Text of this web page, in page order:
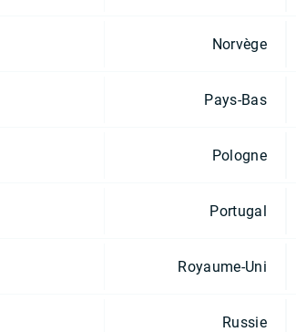
Norvège
Pays-Bas
Pologne
Portugal
Royaume-Uni
Russie